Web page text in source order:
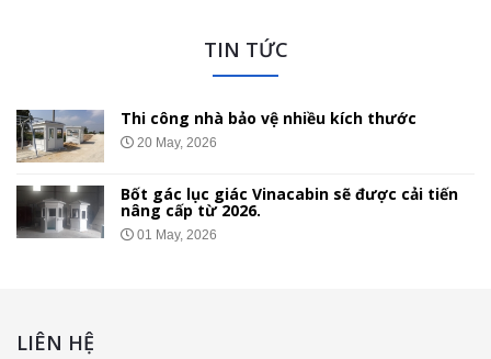
TIN TỨC
Thi công nhà bảo vệ nhiều kích thước
20 May, 2026
Bốt gác lục giác Vinacabin sẽ được cải tiến
nâng cấp từ 2026.
01 May, 2026
LIÊN HỆ